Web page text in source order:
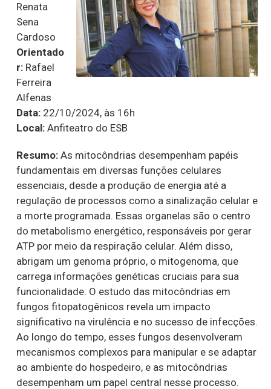
Renata
Sena
Cardoso
Orientado
r: Rafael
Ferreira
Alfenas
Data: 22/10/2024, às 16h
Local: Anfiteatro do ESB
Resumo: As mitocôndrias desempenham papéis
fundamentais em diversas funções celulares
essenciais, desde a produção de energia até a
regulação de processos como a sinalização celular e
a morte programada. Essas organelas são o centro
do metabolismo energético, responsáveis por gerar
ATP por meio da respiração celular. Além disso,
abrigam um genoma próprio, o mitogenoma, que
carrega informações genéticas cruciais para sua
funcionalidade. O estudo das mitocôndrias em
fungos fitopatogênicos revela um impacto
significativo na virulência e no sucesso de infecções.
Ao longo do tempo, esses fungos desenvolveram
mecanismos complexos para manipular e se adaptar
ao ambiente do hospedeiro, e as mitocôndrias
desempenham um papel central nesse processo.